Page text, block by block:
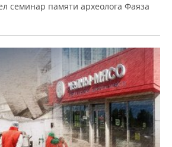
семинар памяти археолога Фаяза